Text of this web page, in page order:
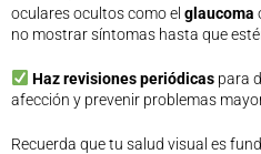
oculares ocultos como el glaucoma
no mostrar síntomas hasta que
Haz revisiones periódicaspara
afección y prevenir problemas
Recuerda que tu salud visual es